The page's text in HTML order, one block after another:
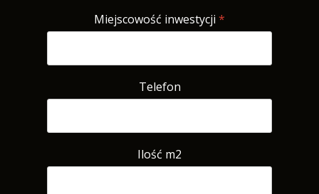
Miejscowość inwestycji *
Telefon
Ilość m2